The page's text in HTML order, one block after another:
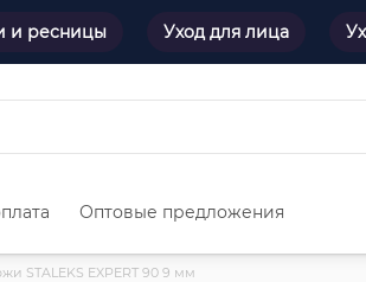
и ресницы Уход для лица
Оптовые предложения
STALEKS EXPERT 90 9 мм